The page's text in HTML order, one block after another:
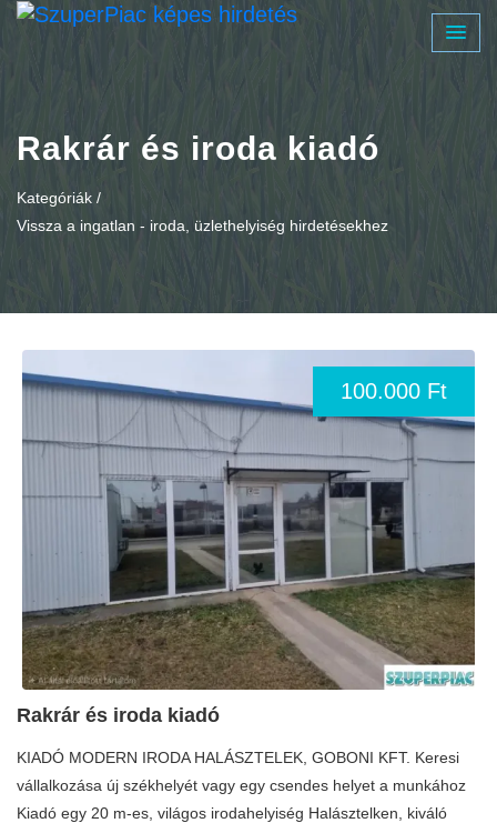
Rakrár és iroda kiadó
Kategóriák /
Vissza a ingatlan - iroda, üzlethelyiség hirdetésekhez
100.000 Ft
Rakrár és iroda kiadó
KIADÓ MODERN IRODA HALÁSZTELEK, GOBONI KFT. Keresi
vállalkozása új székhelyét vagy egy csendes helyet a munkához
Kiadó egy 20 m-es, világos irodahelyiség Halásztelken, kiváló